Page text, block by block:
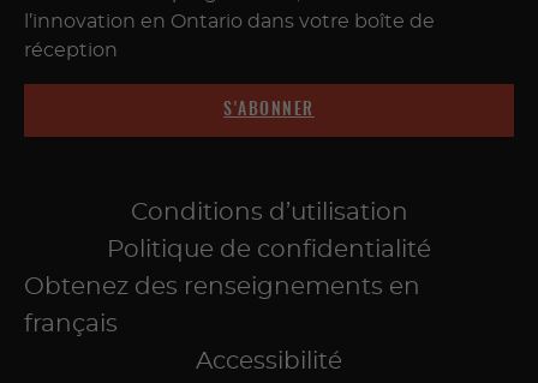
l’innovation en Ontario dans votre boîte de
réception
S'ABONNER
Conditions d’utilisation
Politique de confidentialité
Obtenez des renseignements en
français
Accessibilité